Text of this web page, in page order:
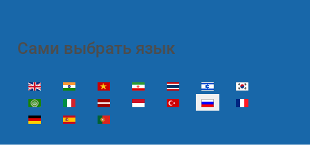
Сами выбрать язык
Выберите язык